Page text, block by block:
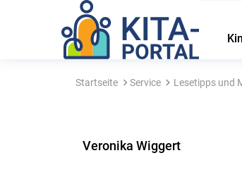
Startseite Service Lesetipps und
Veronika Wiggert